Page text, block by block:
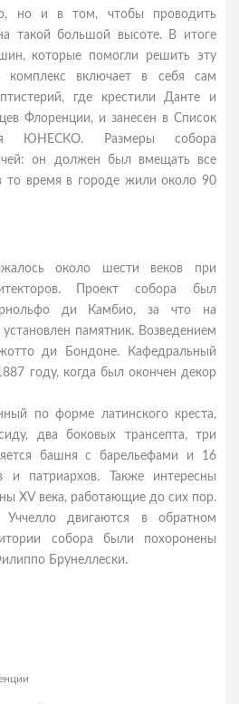
но и в том, чтобы проводить
такой большой высоте. В итоге
которые помогли решить эту
комплекс включает в себя сам
где крестили Данте и
Флоренции, и занесен в Список
ЮНЕСКО. Размеры собора
он должен был вмещать все
то время в городе жили около 90
около шести веков при
Проект собора был
ди Камбио, за что на
памятник. Возведением
ди Бондоне. Кафедральный
году, когда был окончен декор
по форме латинского креста,
два боковых трансепта, три
башня с барельефами и 16
и патриархов. Также интересны
XV века, работающие до сих пор.
двигаются в обратном
собора были похоронены
Брунеллески.